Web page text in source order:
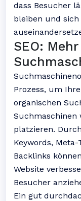
dass Besucher
bleiben und
SEO:
Prozess, um
organischen
Suchmaschinen
platzieren.
Keywords,
Backlinks
Website
Besucher
Ein gut